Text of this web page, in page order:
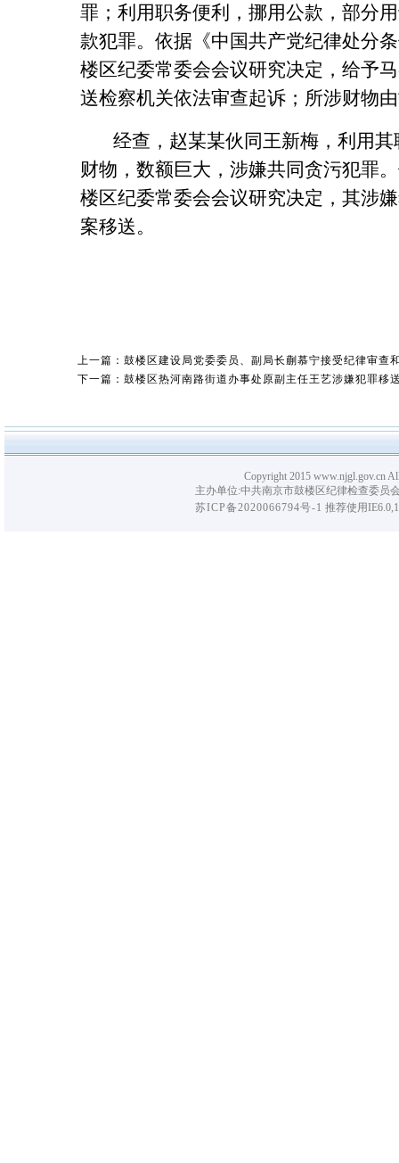
罪；利用职务便利，挪用公款，部分
款犯罪。依据《中国共产党纪律处分
楼区纪委常委会会议研究决定，给予
送检察机关依法审查起诉；所涉财物
经查，赵某某伙同王新梅，利用
财物，数额巨大，涉嫌共同贪污犯罪
楼区纪委常委会会议研究决定，其涉
案移送。
上一篇：鼓楼区建设局党委委员、副局长蒯慕宁接受纪律审查
下一篇：鼓楼区热河南路街道办事处原副主任王艺涉嫌犯罪移
Copyright 2015 www.njgl.gov.cn
主办单位:中共南京市鼓楼区纪律检查委员
苏ICP备2020066794号-1 推荐使用